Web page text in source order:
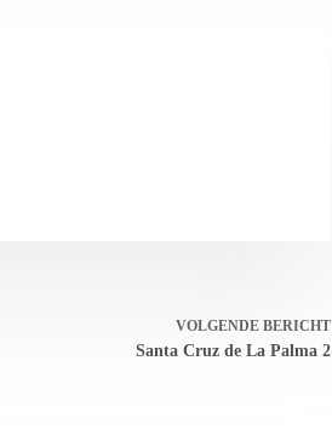
VOLGENDE BERICHT
Santa Cruz de La Palma 2